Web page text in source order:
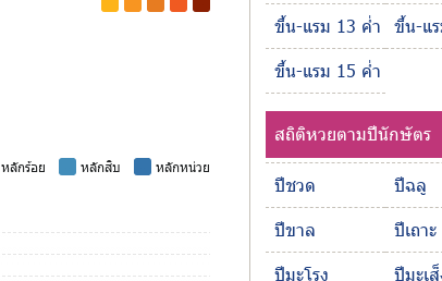
หลักร้อย หลักสิบ
หลักหน่วย
ขึ้น-แรม 13 ค่ำ
ขึ้น-แ
ขึ้น-แรม 15 ค่ำ
สถิติหวยตามปีนักษัตร
ปีชวด
ปีฉลู
ปีขาล
ปีเถาะ
ปีมะโรง
ปีมะเ